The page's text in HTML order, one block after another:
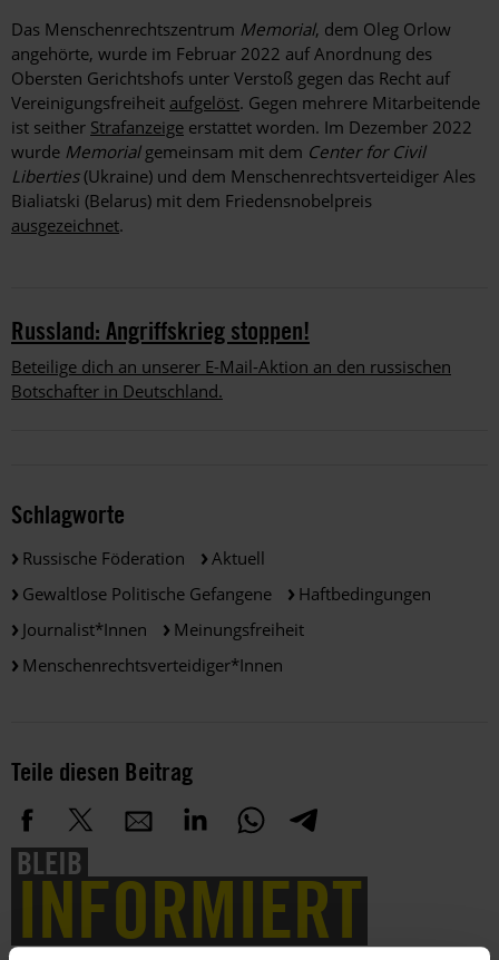
Das Menschenrechtszentrum Memorial, dem Oleg Orlow
angehörte, wurde im Februar 2022 auf Anordnung des
Obersten Gerichtshofs unter Verstoß gegen das Recht auf
Vereinigungsfreiheit aufgelöst. Gegen mehrere Mitarbeitende
ist seither Strafanzeige erstattet worden. Im Dezember 2022
wurde Memorial gemeinsam mit dem Center for Civil
Liberties(Ukraine) und dem Menschenrechtsverteidiger Ales
Bialiatski (Belarus) mit dem Friedensnobelpreis
ausgezeichnet.
Russland: Angriffskrieg stoppen!
Beteilige dich an unserer E-Mail-Aktion an den russischen
Botschafter in Deutschland.
Schlagworte
Russische Föderation
Aktuell
Gewaltlose Politische Gefangene
Haftbedingungen
Journalist*innen
Meinungsfreiheit
Menschenrechtsverteidiger*innen
Teile diesen Beitrag
BLEIB
INFORMIERT